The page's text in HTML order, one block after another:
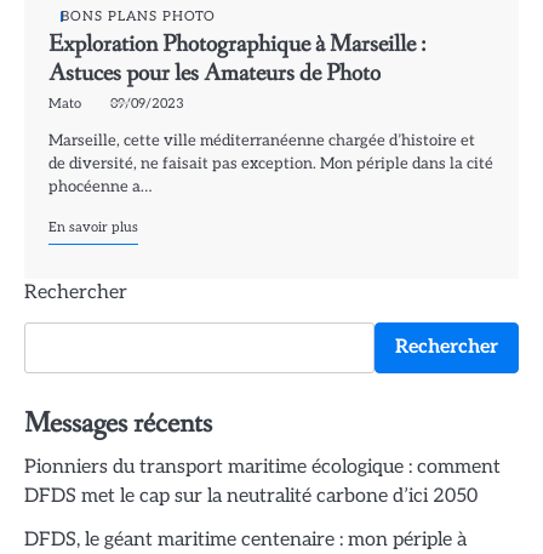
BONS PLANS PHOTO
Exploration Photographique à Marseille :
Astuces pour les Amateurs de Photo
Mato 09/09/2023
Marseille, cette ville méditerranéenne chargée d’histoire et
de diversité, ne faisait pas exception. Mon périple dans la cité
phocéenne a…
En savoir plus
Rechercher
Rechercher
Messages récents
Pionniers du transport maritime écologique : comment
DFDS met le cap sur la neutralité carbone d’ici 2050
DFDS, le géant maritime centenaire : mon périple à